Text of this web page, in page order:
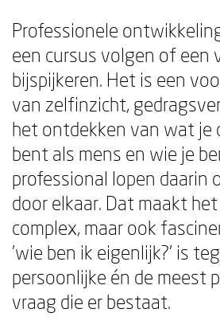
Professionele
een cursus volgen of een
bijspijkeren. Het is een
van zelfinzicht,
het ontdekken van wat je
bent als mens en wie je
professional lopen daarin
door elkaar. Dat maakt
complex, maar ook
'wie ben ik eigenlijk?' is
persoonlijke én de meest
vraag die er bestaat.